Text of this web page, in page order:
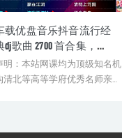
载优盘音乐抖音流行经
dj歌曲 2700 首合集，
百度网盘资源下载
明：本站网课均为顶级知名机
清北等高等学府优秀名师亲授